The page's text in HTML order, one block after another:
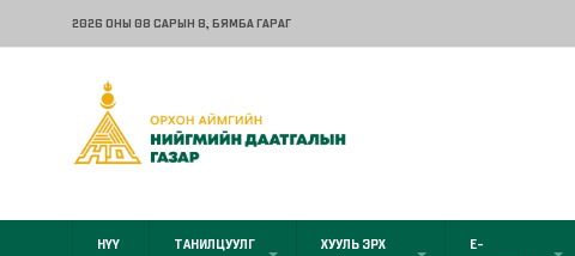
2026 ОНЫ 08 САРЫН 8, БЯМБА ГАРАГ
НҮҮ
ТАНИЛЦУУЛГ
ХУУЛЬ ЭРХ
E-